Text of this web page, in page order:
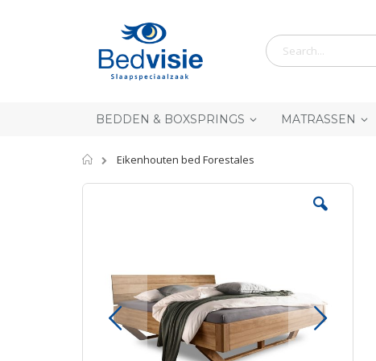
inhoud
BEDDEN & BOXSPRINGS MATRASSEN
Home
Eikenhouten bed Forestales
Skip
images
gallery